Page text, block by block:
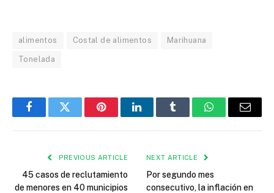
alimentos Costal de alimentos Marihuana
Tonelada
FacebookTwitter PinterestLinkedInTumblr WhatsAppEmail
PREVIOUS ARTICLE
45 casos de reclutamiento
de menores en 40 municipios
NEXT ARTICLE
Por segundo mes
consecutivo, la inflación en